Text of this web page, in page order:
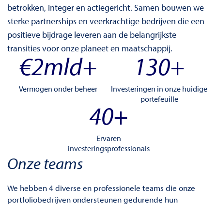
betrokken, integer en actiegericht. Samen bouwen we
sterke partnerships en veerkrachtige bedrijven die een
positieve bijdrage leveren aan de belangrijkste
transities voor onze planeet en maatschappij.
€2mld+
Vermogen onder beheer
130+
Investeringen in onze huidige
portefeuille
40+
Ervaren
investeringsprofessionals
Onze teams
We hebben 4 diverse en professionele teams die onze
portfoliobedrijven ondersteunen gedurende hun